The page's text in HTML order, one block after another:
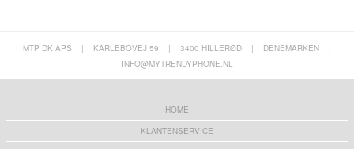
MTP DK APS | KARLEBOVEJ 59 | 3400 HILLERØD | DENEMARKEN
|
INFO@MYTRENDYPHONE.NL
HOME
KLANTENSERVICE